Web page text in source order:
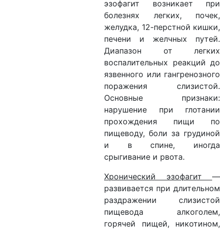
эзофагит возникает при
болезнях легких, почек,
желудка, 12-перстной кишки,
печени и желчных путей.
Диапазон от легких
воспалительных реакций до
язвенного или гангренозного
поражения слизистой.
Основные признаки:
нарушение при глотании
прохождения пищи по
пищеводу, боли за грудиной
и в спине, иногда
срыгивание и рвота.
Хронический эзофагит —
развивается при длительном
раздражении слизистой
пищевода алкоголем,
горячей пищей, никотином,